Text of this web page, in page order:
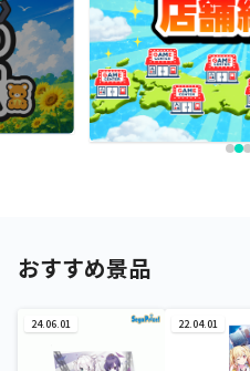
おすすめ景品
24.06.01 22.04.01